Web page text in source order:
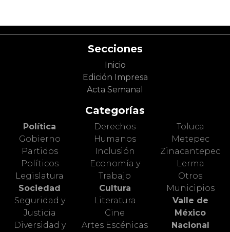
Secciones
Inicio
Edición Impresa
Acta Semanal
Categorías
Política
Gobierno
Partidos
Políticos
Legislatura
Sociedad
Seguridad y
Justicia
Diversidad y
Derechos
Humanos
Inclusión
Economía y
Trabajo
Cultura
Literatura
Cine
Artes Escénicas
Toluca
Metepec
Zinacantepec
Lerma
Otros
Municipios
Valle de
México
Nacional